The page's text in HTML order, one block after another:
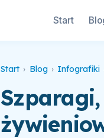
Start
Start › Blog › Infografiki